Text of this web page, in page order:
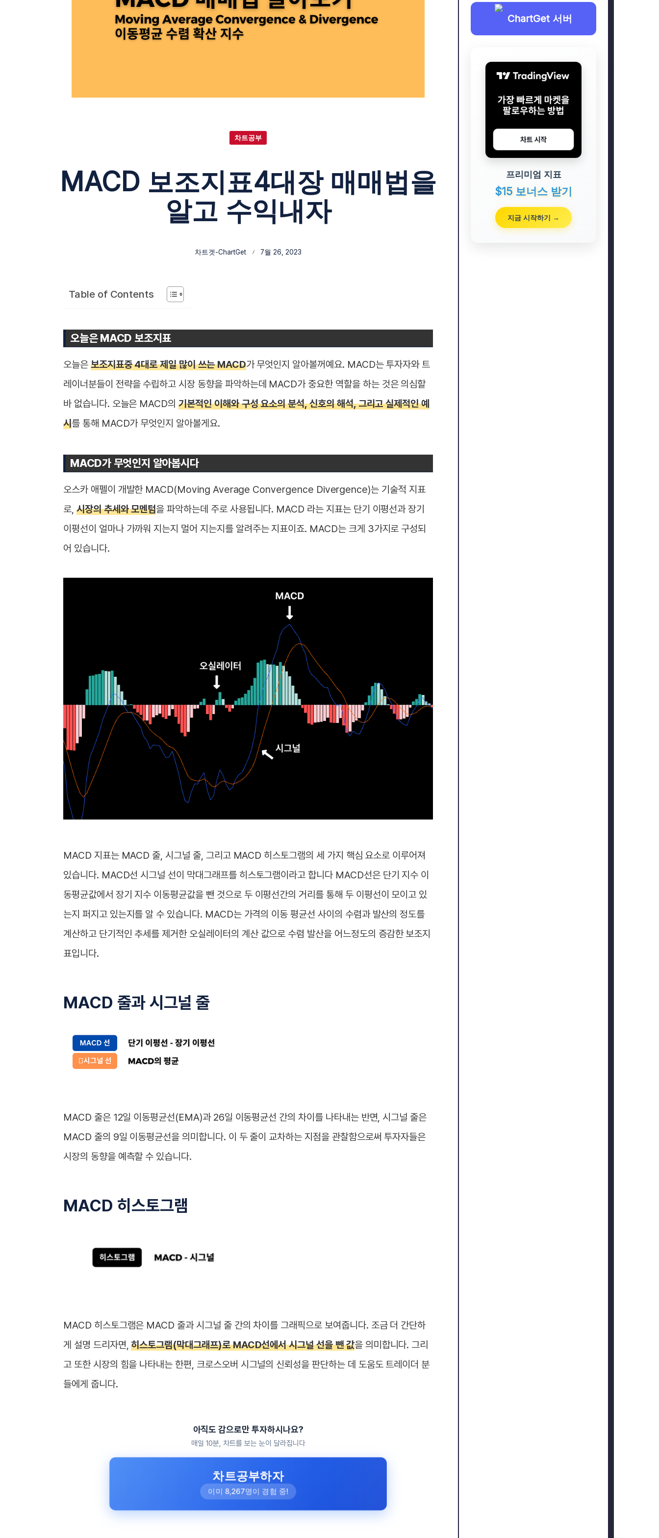
차트공부
MACD 보조지표4대장 매매법을
알고 수익내자
차트겟-ChartGet 7월 26, 2023
Table of Contents
오늘은 MACD 보조지표
오늘은 보조지표중 4대로 제일 많이 쓰는 MACD가 무엇인지 알아볼꺼예요. MACD는 투자자와 트
레이너분들이 전략을 수립하고 시장 동향을 파악하는데 MACD가 중요한 역할을 하는 것은 의심할
바 없습니다. 오늘은 MACD의기본적인 이해와 구성 요소의 분석, 신호의 해석, 그리고 실제적인 예
시를 통해 MACD가 무엇인지 알아볼게요.
MACD가 무엇인지 알아봅시다
오스카 애펠이 개발한 MACD(Moving Average Convergence Divergence)는 기술적 지표
로, 시장의 추세와 모멘텀을 파악하는데 주로 사용됩니다. MACD 라는 지표는 단기 이평선과 장기
이평선이 얼마나 가까워 지는지 멀어 지는지를 알려주는 지표이죠. MACD는 크게 3가지로 구성되
어 있습니다.
MACD 지표는 MACD 줄, 시그널 줄, 그리고 MACD 히스토그램의 세 가지 핵심 요소로 이루어져
있습니다. MACD선 시그널 선이 막대그래프를 히스토그램이라고 합니다 MACD선은 단기 지수 이
동평균값에서 장기 지수 이동평균값을 뺀 것으로 두 이평선간의 거리를 통해 두 이평선이 모이고 있
는지 퍼지고 있는지를 알 수 있습니다. MACD는 가격의 이동 평균선 사이의 수렴과 발산의 정도를
계산하고 단기적인 추세를 제거한 오실레이터의 계산 값으로 수렴 발산을 어느정도의 증감한 보조지
표입니다.
MACD 줄과 시그널 줄
MACD 줄은 12일 이동평균선(EMA)과 26일 이동평균선 간의 차이를 나타내는 반면, 시그널 줄은
MACD 줄의 9일 이동평균선을 의미합니다. 이 두 줄이 교차하는 지점을 관찰함으로써 투자자들은
시장의 동향을 예측할 수 있습니다.
MACD 히스토그램
MACD 히스토그램은 MACD 줄과 시그널 줄 간의 차이를 그래픽으로 보여줍니다. 조금 더 간단하
게 설명 드리자면,히스토그램(막대그래프)로 MACD선에서 시그널 선을 뺀 값을 의미합니다. 그리
고 또한 시장의 힘을 나타내는 한편, 크로스오버 시그널의 신뢰성을 판단하는 데 도움도 트레이더 분
들에게 줍니다.
아직도 감으로만 투자하시나요?
매일 10분, 차트를 보는 눈이 달라집니다
차트공부하자
이미 8,267명이 경험 중!
ChartGet 서버
프리미엄 지표
$15 보너스 받기
지금 시작하기 →